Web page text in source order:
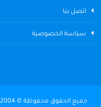
اتصل بنا
سياسة الخصوصية